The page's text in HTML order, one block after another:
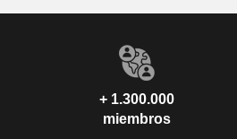
+ 1.300.000
miembros